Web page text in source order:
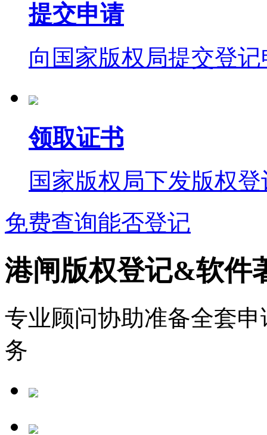
提交申请
向国家版权局提交登记
领取证书
国家版权局下发版权
免费查询能否登记
港闸版权登记&软件
专业顾问协助准备全套
务